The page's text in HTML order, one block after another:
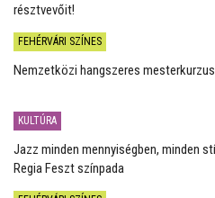
résztvevőit!
FEHÉRVÁRI SZÍNES
Nemzetközi hangszeres
KULTÚRA
Jazz minden mennyiségben, minden
Regia Feszt színpada